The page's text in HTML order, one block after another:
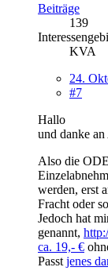
Beiträge
139
KVA
24.
#7
Hallo
und danke
Also die
werden, erst
Fracht oder
Jedoch hat
genannt,
ca. 19,- €
Passt jenes